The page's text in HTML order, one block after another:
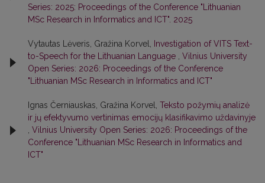
Series: 2025: Proceedings of the Conference "Lithuanian
MSc Research in Informatics and ICT". 2025
Vytautas Lėveris, Gražina Korvel,
Investigation of VITS Text-
to-Speech for the Lithuanian Language
Vilnius University
Open Series: 2026: Proceedings of the Conference
"Lithuanian MSc Research in Informatics and ICT"
Ignas Černiauskas, Gražina Korvel, Teksto požymių analizė
ir jų efektyvumo vertinimas emocijų klasifikavimo uždavinyje
Vilnius University Open Series: 2026: Proceedings of the
Conference "Lithuanian MSc Research in Informatics and
ICT"